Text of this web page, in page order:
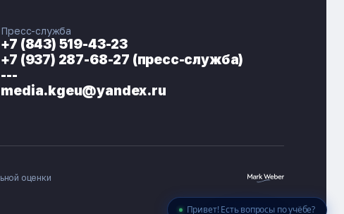
Привет! Есть вопросы по учёбе?
Пресс-служба
+7 (843) 519-43-23
+7 (937) 287-68-27 (пресс-служба)
---
media.kgeu@yandex.ru
оценки